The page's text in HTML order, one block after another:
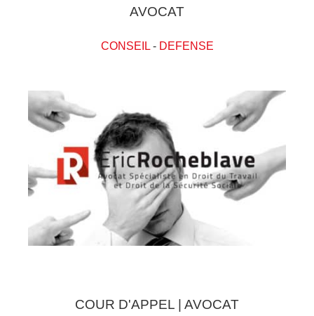
AVOCAT
CONSEIL- DEFENSE
COUR D'APPEL | AVOCAT